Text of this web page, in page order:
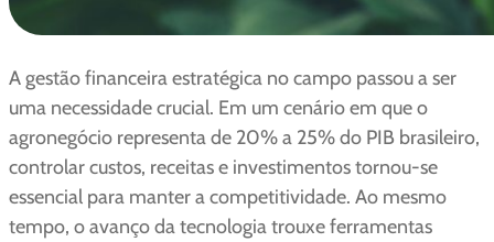
A gestão financeira estratégica no campo passou a ser
uma necessidade crucial. Em um cenário em que o
agronegócio representa de 20% a 25% do PIB brasileiro,
controlar custos, receitas e investimentos tornou-se
essencial para manter a competitividade. Ao mesmo
tempo, o avanço da tecnologia trouxe ferramentas